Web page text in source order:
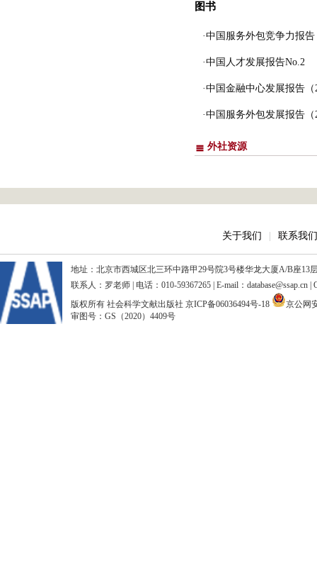
图书
·中国服务外包竞争力报告
·中国人才发展报告No.2
·中国金融中心发展报告（
·中国服务外包发展报告（
外社资源
关于我们 联系我们
地址：北京市西城区北三环中路甲29号院3号楼华龙大厦A/B座13
联系人：罗老师 | 电话：010-59367265 | E-mail：database@ssap.cn
版权所有 社会科学文献出版社 京ICP备06036494号-18
京公网
审图号：GS（2020）4409号